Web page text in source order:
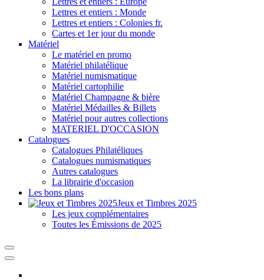
Lettres et entiers : Monde
Lettres et entiers : Colonies fr.
Cartes et 1er jour du monde
Matériel
Le matériel en promo
Matériel philatélique
Matériel numismatique
Matériel cartophilie
Matériel Champagne & bière
Matériel Médailles & Billets
Matériel pour autres collections
MATERIEL D'OCCASION
Catalogues
Catalogues Philatéliques
Catalogues numismatiques
Autres catalogues
La librairie d'occasion
Les bons plans
Jeux et Timbres 2025
Les jeux complémentaires
Toutes les Émissions de 2025